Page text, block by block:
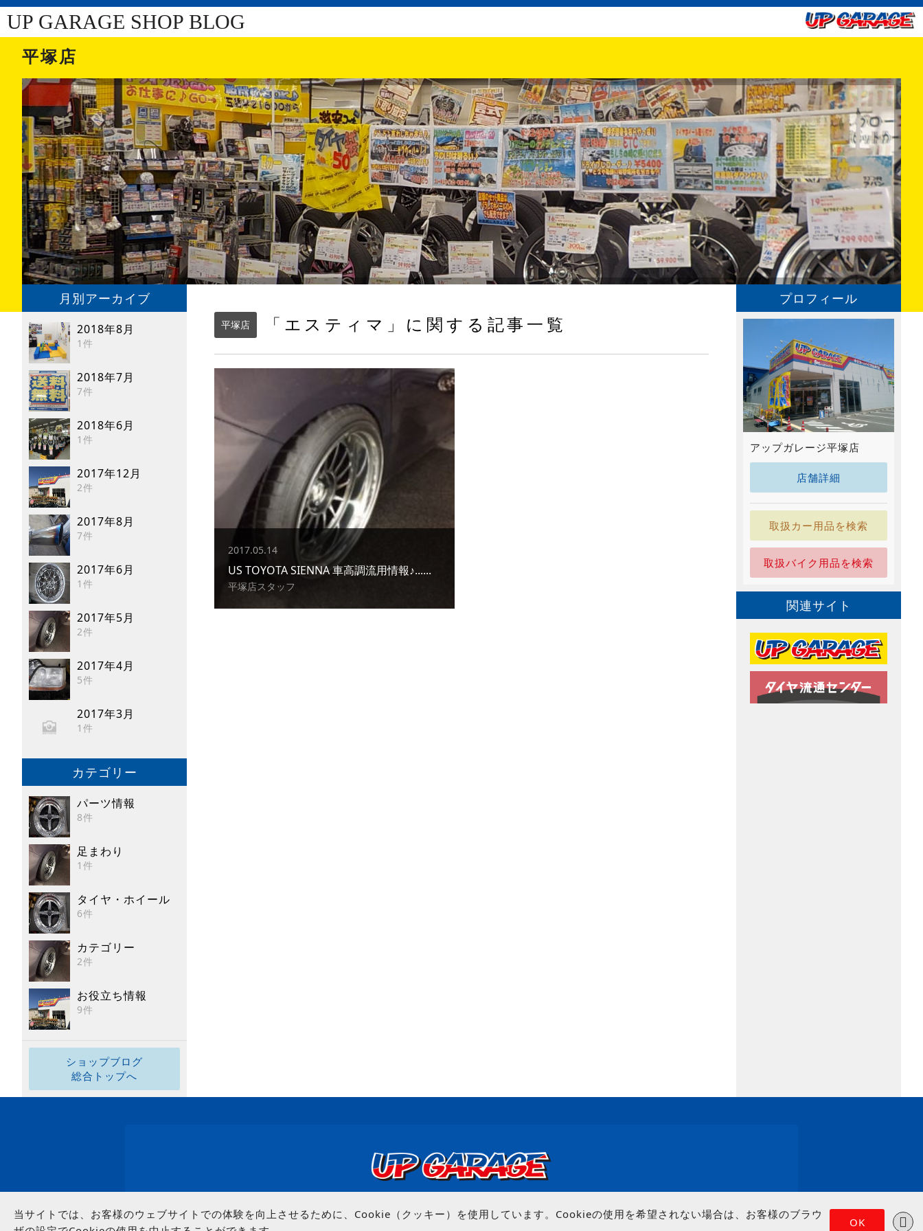
UP GARAGE SHOP BLOG
平塚店
月別アーカイブ
2018年8月
1件
2018年7月
7件
2018年6月
1件
2017年12月
2件
2017年8月
7件
2017年6月
1件
2017年5月
2件
2017年4月
5件
2017年3月
1件
カテゴリー
パーツ情報
8件
足まわり
1件
タイヤ・ホイール
6件
カテゴリー
2件
お役立ち情報
9件
ショップブログ
総合トップへ
平塚店 「エスティマ」に関する記事一覧
2017.05.14
US TOYOTA SIENNA 車高調流用情報♪......
平塚店スタッフ
プロフィール
アップガレージ平塚店
店舗詳細
取扱カー用品を検索
取扱バイク用品を検索
関連サイト
OK
当サイトでは、お客様のウェブサイトでの体験を向上させるために、Cookie（クッキー）を使用しています。Cookieの使用を希望されない場合は、お客様のブラウ